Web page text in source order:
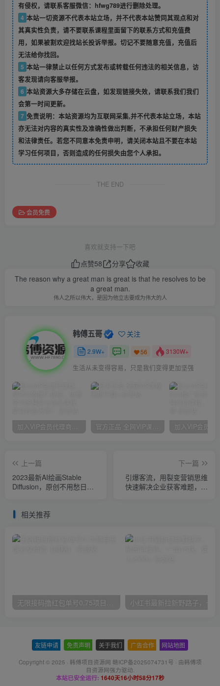
有侵权，请联系客服微信：hfwg789进行删除处理。
4 本站一切资源不代表本站立场，并不代表本站赞同其观点和对
其真实性负责，请不要联系课程里面留下的联系方式和充值费
用，如果被割欢迎找站长投诉举报。切记不要随意充值，充值后
无法给你找回。
5 本站一律禁止以任何方式发布或转载任何违法的相关信息，访
客发现请向客服举报。
6 本站资源大多存储在云盘，如发现链接失效，请联系我们我们
会第一时间更新。
7 免责说明：本站资源均为互联网采集,并不代表本站立场，本站
亦无法对内容的真实性及准确性做出判断，不承担任何财产损失
和法律责任。若您不同意本免责申明，请关闭本站且不要在本站
学习任何项目，否则造成的任何损失由您个人承担。
THE END
会员免费
喜欢就支持一下吧
点赞58 分享
收藏
The reason why a great man is great is that he resolves to be
a great man.
伟人之所以伟大，是因为他立志要成为伟大的人
韩傅五哥 关注
2.9W+ 1 56 3130W+
生活从未变得容易，只是我们变得更加坚强
加入VIP会员代理商，享90%的推广提成，免费学习多种网上创业课程，菜鸟秒变大神！ 官方正品 全网VIP课程 无损下载~
上一篇
2023最新AI绘画Stable
Diffusion，原创不用愁日赚
下一篇
引爆客流，用裂变营销思维
快速解决企业获客难题，老
相关推荐
友链申请 免责声明 关于我们 广告合作 网站地图
Copyright © 2025 · 韩傅项目资源网 赣ICP备2025074731号 · 由韩傅项
目资源网强力驱动.
本站已安全运行: 1640天16小时58分17秒